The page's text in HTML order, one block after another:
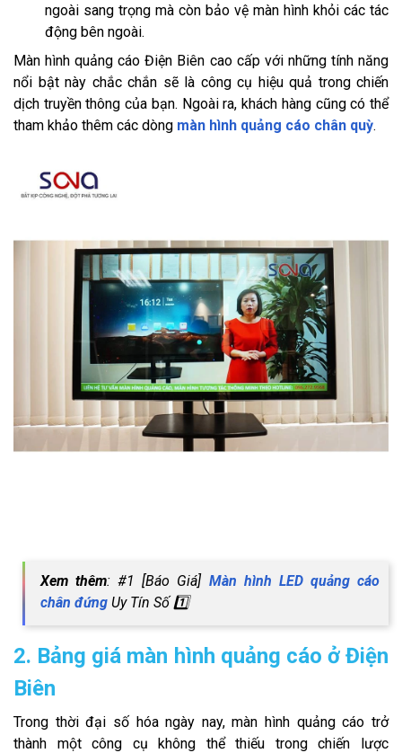
ngoài sang trọng mà còn bảo vệ màn hình khỏi các tác
động bên ngoài.
Màn hình quảng cáo Điện Biên cao cấp với những tính năng
nổi bật này chắc chắn sẽ là công cụ hiệu quả trong chiến
dịch truyền thông của bạn. Ngoài ra, khách hàng cũng có thể
tham khảo thêm các dòng màn hình quảng cáo chân quỳ.
Xem thêm: #1 [Báo Giá] Màn hình LED quảng cáo
chân đứng Uy Tín Số 1️⃣
2. Bảng giá màn hình quảng cáo ở Điện
Biên
Trong thời đại số hóa ngày nay, màn hình quảng cáo trở
thành một công cụ không thể thiếu trong chiến lược